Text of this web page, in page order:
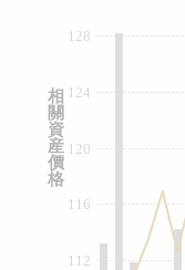
112
116
120
124
128
相
關
資
産
價
格
牛熊證文件及公告 (瑞信)
收市競價變化